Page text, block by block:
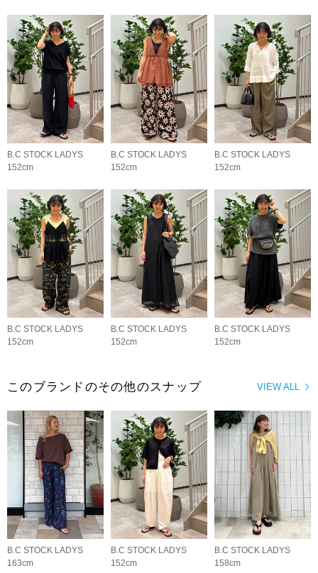
B.C STOCK LADYS
152cm
B.C STOCK LADYS
152cm
B.C STOCK LADYS
152cm
B.C STOCK LADYS
152cm
B.C STOCK LADYS
152cm
B.C STOCK LADYS
152cm
VIEW ALL
このブランドのその他のスナップ
B.C STOCK LADYS
163cm
B.C STOCK LADYS
152cm
B.C STOCK LADYS
158cm